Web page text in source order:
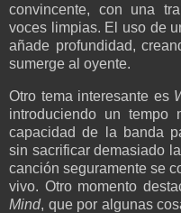
convincente, con una
voces limpias. El uso de
añade profundidad,
sumerge al oyente.
Otro tema interesante es
introduciendo un tempo
capacidad de la banda
sin sacrificar demasiado
canción seguramente se
vivo. Otro momento
Mind, que por algunas